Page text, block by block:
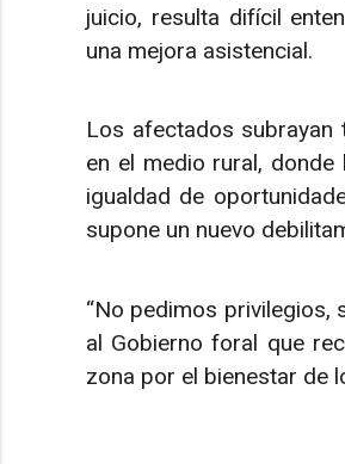
juicio, resulta difícil
una mejora asistencial.
Los afectados
en el medio rural,
igualdad de
supone un nuevo
“No pedimos privilegios,
al Gobierno foral que
zona por el bienestar de